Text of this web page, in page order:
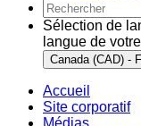
Sélection de
langue de
Canada (CAD) -
Accueil
Site corporatif